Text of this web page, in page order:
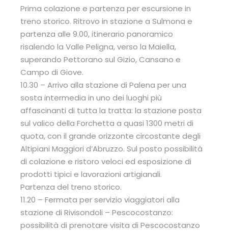
Prima colazione e partenza per escursione in
treno storico. Ritrovo in stazione a Sulmona e
partenza alle 9.00, itinerario panoramico
risalendo la Valle Peligna, verso la Maiella,
superando Pettorano sul Gizio, Cansano e
Campo di Giove.
10.30 – Arrivo alla stazione di Palena per una
sosta intermedia in uno dei luoghi più
affascinanti di tutta la tratta: la stazione posta
sul valico della Forchetta a quasi 1300 metri di
quota, con il grande orizzonte circostante degli
Altipiani Maggiori d’Abruzzo. Sul posto possibilità
di colazione e ristoro veloci ed esposizione di
prodotti tipici e lavorazioni artigianali.
Partenza del treno storico.
11.20 – Fermata per servizio viaggiatori alla
stazione di Rivisondoli – Pescocostanzo:
possibilità di prenotare visita di Pescocostanzo